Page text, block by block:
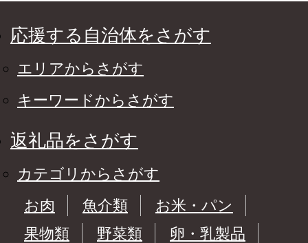
応援する自治体をさがす
エリアからさがす
キーワードからさがす
返礼品をさがす
カテゴリからさがす
お肉
魚介類
お米・パン
果物類
野菜類
卵・乳製品